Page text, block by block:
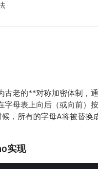
古老的**对称加密体制，
字母表上向后（或向前）
，所有的字母A将被替换
实现